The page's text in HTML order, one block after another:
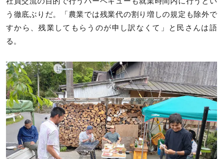
う徹底ぶりだ。「農業では残業代の割り増しの規定も除外で
すから、残業してもらうのが申し訳なくて」と民さんは語
る。